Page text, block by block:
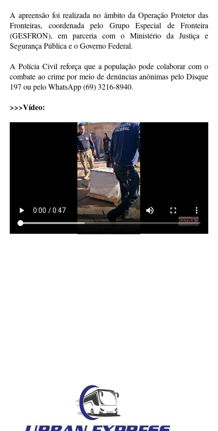
A apreensão foi realizada no âmbito da Operação Protetor das
Fronteiras, coordenada pelo Grupo Especial de Fronteira
(GESFRON), em parceria com o Ministério da Justiça e
Segurança Pública e o Governo Federal.
A Polícia Civil reforça que a população pode colaborar com o
combate ao crime por meio de denúncias anônimas pelo Disque
197 ou pelo WhatsApp (69) 3216-8940.
>>>Vídeo: